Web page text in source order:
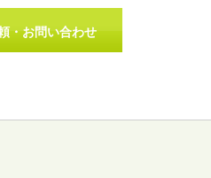
・お問い合わせ